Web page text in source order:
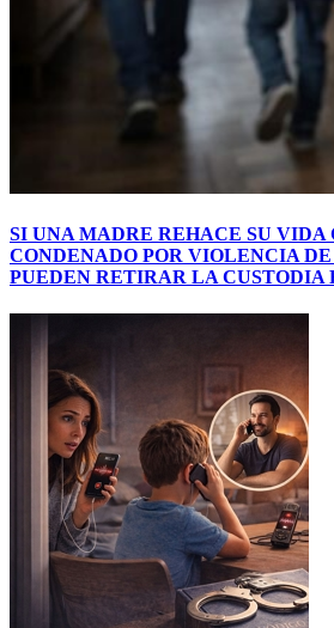
SI UNA MADRE REHACE SU VIDA
CONDENADO POR VIOLENCIA
PUEDEN RETIRAR LA CUSTODIA